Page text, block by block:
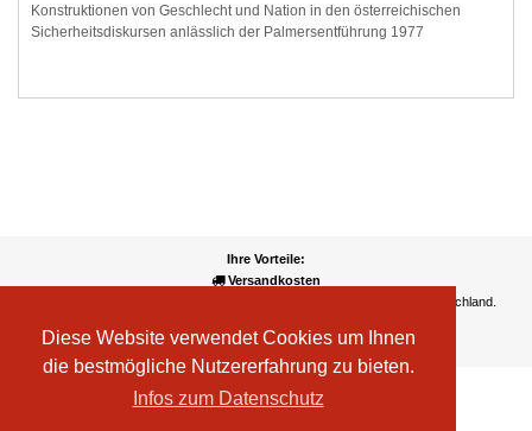
Diese Website verwendet Cookies um Ihnen
die bestmögliche Nutzererfahrung zu bieten.
Infos zum Datenschutz
Konstruktionen von Geschlecht und Nation in den österreichischen
Sicherheitsdiskursen anlässlich der Palmersentführung 1977
Ihre Vorteile:
Versandkosten
Wir liefern kostenlos ab EUR 50,- Bestellwert nach Österreich und Deutschland.
Wir akzeptieren Kreditkarte, PayPal, Sofortüberweisung